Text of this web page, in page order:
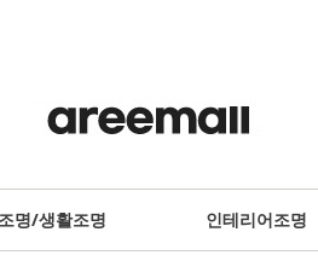
명/생활조명 인테리어조명